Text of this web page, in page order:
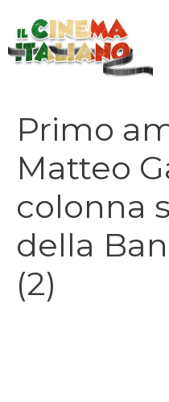
contenuto
Primo
Matteo
colonna
della
(2)